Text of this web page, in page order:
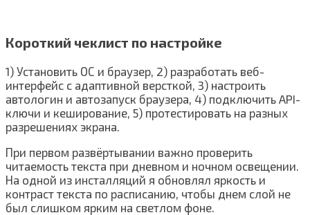
Короткий чеклист по настройке
1) Установить ОС и браузер, 2) разработать веб-
интерфейс с адаптивной версткой, 3) настроить
автологин и автозапуск браузера, 4) подключить API-
ключи и кеширование, 5) протестировать на разных
разрешениях экрана.
При первом развёртывании важно проверить
читаемость текста при дневном и ночном освещении.
На одной из инсталляций я обновлял яркость и
контраст текста по расписанию, чтобы днем слой не
был слишком ярким на светлом фоне.